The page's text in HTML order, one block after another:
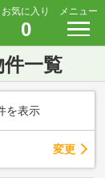
お気に入り
0
メニュー
一覧
を表示
変更